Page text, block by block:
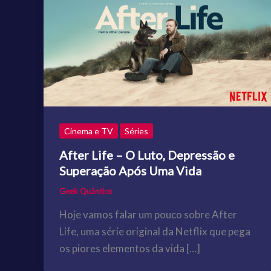
Cinema e TV Séries
After Life – O Luto, Depressão e
Superação Após Uma Vida
Geek Quântico
Hoje vamos falar um pouco sobre After
Life, uma série original da Netflix que pega
os piores elementos da vida […]